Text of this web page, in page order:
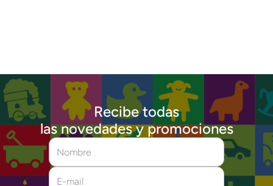
Recibe todas
las novedades y promociones